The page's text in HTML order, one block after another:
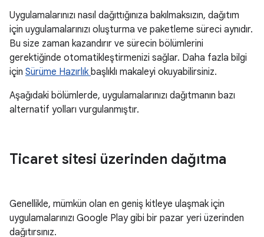
Uygulamalarınızı nasıl dağıttığınıza bakılmaksızın, dağıtım
için uygulamalarınızı oluşturma ve paketleme süreci aynıdır.
Bu size zaman kazandırır ve sürecin bölümlerini
gerektiğinde otomatikleştirmenizi sağlar. Daha fazla bilgi
için Sürüme Hazırlıkbaşlıklı makaleyi okuyabilirsiniz.
Aşağıdaki bölümlerde, uygulamalarınızı dağıtmanın bazı
alternatif yolları vurgulanmıştır.
Ticaret sitesi üzerinden dağıtma
Genellikle, mümkün olan en geniş kitleye ulaşmak için
uygulamalarınızı Google Play gibi bir pazar yeri üzerinden
dağıtırsınız.